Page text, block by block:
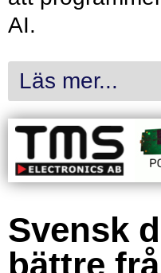
AI.
Läs mer...
Svensk
bättre